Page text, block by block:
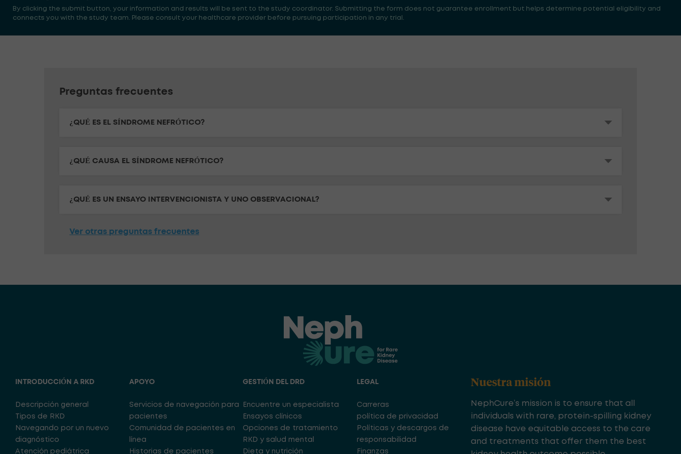
By clicking the submit button, your information and results will be sent to the study coordinator. Submitting the form does not guarantee enrollment but helps determine potential eligibility and
connects you with the study team. Please consult your healthcare provider before pursuing participation in any trial.
Preguntas frecuentes
¿QUÉ ES EL SÍNDROME NEFRÓTICO?
¿QUÉ CAUSA EL SÍNDROME NEFRÓTICO?
¿QUÉ ES UN ENSAYO INTERVENCIONISTA Y UNO OBSERVACIONAL?
Ver otras preguntas frecuentes
INTRODUCCIÓN A RKD
Descripción general
Tipos de RKD
Navegando por un nuevo
diagnóstico
Atención pediátrica
APOYO
Servicios de navegación para
pacientes
Comunidad de pacientes en
línea
Historias de pacientes
GESTIÓN DEL DRD
Encuentre un especialista
Ensayos clínicos
Opciones de tratamiento
RKD y salud mental
Dieta y nutrición
LEGAL
Carreras
política de privacidad
Políticas y descargos de
responsabilidad
Finanzas
Nuestra misión
NephCure’s mission is to ensure that all
individuals with rare, protein-spilling kidney
disease have equitable access to the care
and treatments that offer them the best